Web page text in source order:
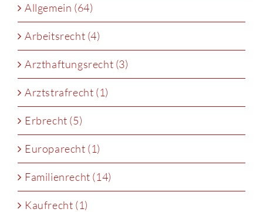
Allgemein (64)
Arbeitsrecht (4)
Arzthaftungsrecht (3)
Arztstrafrecht (1)
Erbrecht (5)
Europarecht (1)
Familienrecht (14)
Kaufrecht (1)